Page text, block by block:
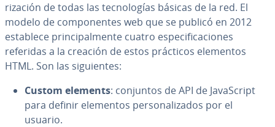
ri­za­ción de todas las te­c­no­lo­gías básicas de la red. El
modelo de co­m­po­ne­n­tes web que se publicó en 2012
establece pri­n­ci­pa­l­me­n­te cuatro es­pe­ci­fi­ca­cio­nes
referidas a la creación de estos prácticos elementos
HTML. Son las si­guie­n­tes:
Custom elements: conjuntos de API de Ja­va­S­cri­pt
para definir elementos pe­r­so­na­li­za­dos por el
usuario.